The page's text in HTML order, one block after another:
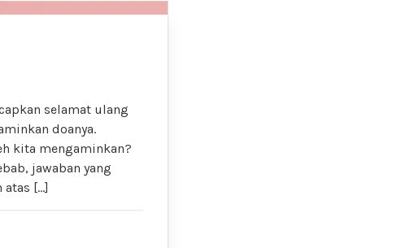
selamat ulang
doanya.
kita mengaminkan?
jawaban yang
[…]